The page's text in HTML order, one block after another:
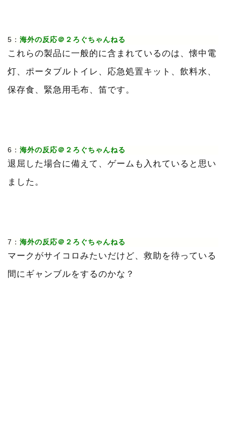
5： 海外の反応＠２ろぐちゃんねる
これらの製品に一般的に含まれているのは、懐中電
灯、ポータブルトイレ、応急処置キット、飲料水、
保存食、緊急用毛布、笛です。
6： 海外の反応＠２ろぐちゃんねる
退屈した場合に備えて、ゲームも入れていると思い
ました。
7： 海外の反応＠２ろぐちゃんねる
マークがサイコロみたいだけど、救助を待っている
間にギャンブルをするのかな？